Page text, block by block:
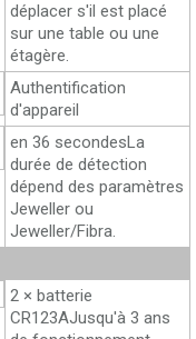
déplacer s'il est placé
sur une table ou une
étagère.
Authentification
d'appareil
en 36 secondesLa
durée de détection
dépend des paramètres
Jeweller ou
Jeweller/Fibra.
2 × batterie
CR123AJusqu'à 3 ans